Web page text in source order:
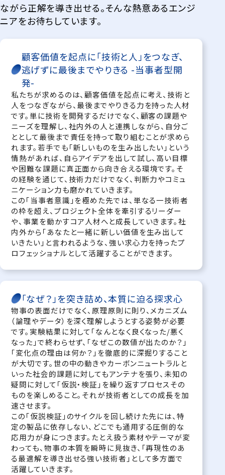
ながら正解を導き出せる。そんな熱意あるエンジ
ニアをお待ちしています。
顧客価値を起点に「技術と人」をつなぎ、
逃げずに最後までやりきる -当事者型開
発-
私たちが求めるのは、顧客価値を起点に考え、技術と
人をつなぎながら、最後までやりきる力を持った人材
です。単に技術を開発するだけでなく、顧客の課題や
ニーズを理解し、社内外の人と連携しながら、自分ご
ととして最後まで責任を持って取り組むことが求めら
れます。若手でも「新しいものを生み出したい」という
情熱があれば、自らアイデアを出して試し、高い目標
や困難な課題に真正面から向き合える環境です。そ
の経験を通じて、技術力だけでなく、判断力やコミュ
ニケーション力も磨かれていきます。
この「当事者意識」を極めた先では、単なる一技術者
の枠を超え、プロジェクト全体を牽引するリーダー
や、事業を動かすコア人材へと成長していきます。社
内外から「あなたと一緒に新しい価値を生み出して
いきたい」と言われるような、強い求心力を持ったプ
ロフェッショナルとして活躍することができます。
「なぜ？」を突き詰め、本質に迫る探求心
物事の表面だけでなく、原理原則に則り、メカニズム
（論理やデータ）を深く理解しようとする姿勢が必要
です。実験結果に対して「なんとなく良くなった/悪く
なった」で終わらせず、「なぜこの数値が出たのか？」
「変化点の理由は何か？」を徹底的に深掘りすること
が大切です。世の中の動きやカーボンニュートラルと
いった社会的課題に対してもアンテナを張り、未知の
疑問に対して「仮説・検証」を繰り返すプロセスその
ものを楽しめること。それが技術者としての成長を加
速させます。
この「仮説検証」のサイクルを回し続けた先には、特
定の製品に依存しない、どこでも通用する圧倒的な
応用力が身につきます。たとえ扱う素材やテーマが変
わっても、物事の本質を瞬時に見抜き、「再現性のあ
る最適解を導き出せる強い技術者」として多方面で
活躍していきます。